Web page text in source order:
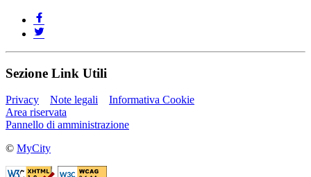
Sezione Link Utili
Privacy Note legali
Informativa Cookie
Area riservata
Pannello di amministrazione
© MyCity